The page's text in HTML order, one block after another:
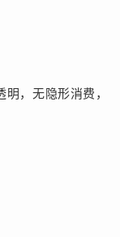
，无隐形消费，